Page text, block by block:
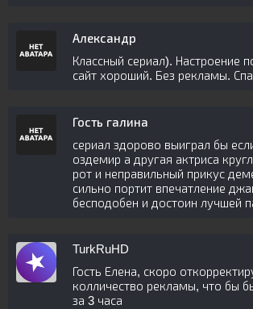
Александр
Классный сериал). Настроение
сайт хороший. Без рекламы.
Гость галина
сериал здорово выиграл бы
оздемир а другая актриса
рот и неправильный прикус
сильно портит впечатление
бесподобен и достоин лучшей
TurkRuHD
Гость Елена, скоро
колличество рекламы, что бы
за 3 часа